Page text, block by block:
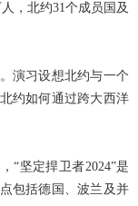
人，北约31个成员国及
演习设想北约与一个
约如何通过跨大西洋
“坚定捍卫者2024”是
包括德国、波兰及并